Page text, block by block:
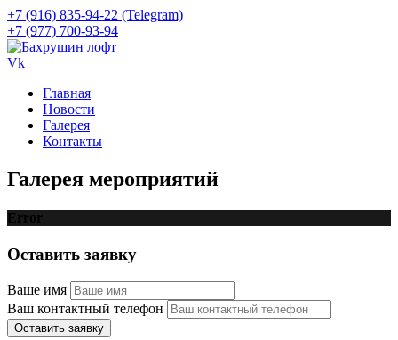
+7 (916) 835-94-22 (Telegram)
+7 (977) 700-93-94
Vk
Главная
Новости
Галерея
Контакты
Галерея мероприятий
Error
Оставить заявку
Ваше имя
Ваш контактный телефон
Оставить заявку